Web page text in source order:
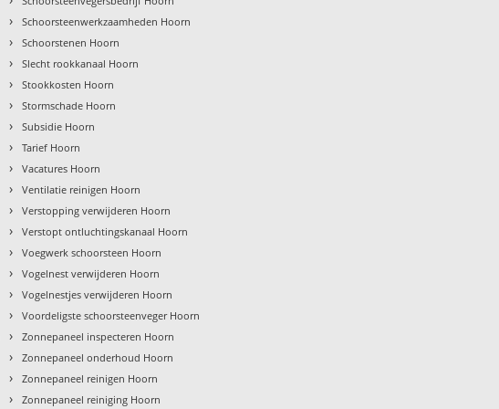
› Schoorsteenwerkzaamheden Hoorn
› Schoorstenen Hoorn
› Slecht rookkanaal Hoorn
› Stookkosten Hoorn
› Stormschade Hoorn
› Subsidie Hoorn
› Tarief Hoorn
› Vacatures Hoorn
› Ventilatie reinigen Hoorn
› Verstopping verwijderen Hoorn
› Verstopt ontluchtingskanaal Hoorn
› Voegwerk schoorsteen Hoorn
› Vogelnest verwijderen Hoorn
› Vogelnestjes verwijderen Hoorn
› Voordeligste schoorsteenveger Hoorn
› Zonnepaneel inspecteren Hoorn
› Zonnepaneel onderhoud Hoorn
› Zonnepaneel reinigen Hoorn
› Zonnepaneel reiniging Hoorn